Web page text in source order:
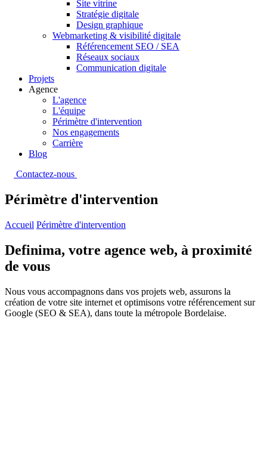
Site vitrine
Stratégie digitale
Design graphique
Webmarketing & visibilité digitale
Référencement SEO / SEA
Réseaux sociaux
Communication digitale
Projets
Agence
L'agence
L'équipe
Périmètre d'intervention
Nos engagements
Carrière
Blog
Contactez-nous
Périmètre d'intervention
Accueil Périmètre d'intervention
Definima, votre agence web, à proximité
de vous
Nous vous accompagnons dans vos projets web, assurons la
création de votre site internet et optimisons votre référencement sur
Google (SEO & SEA), dans toute la métropole Bordelaise.